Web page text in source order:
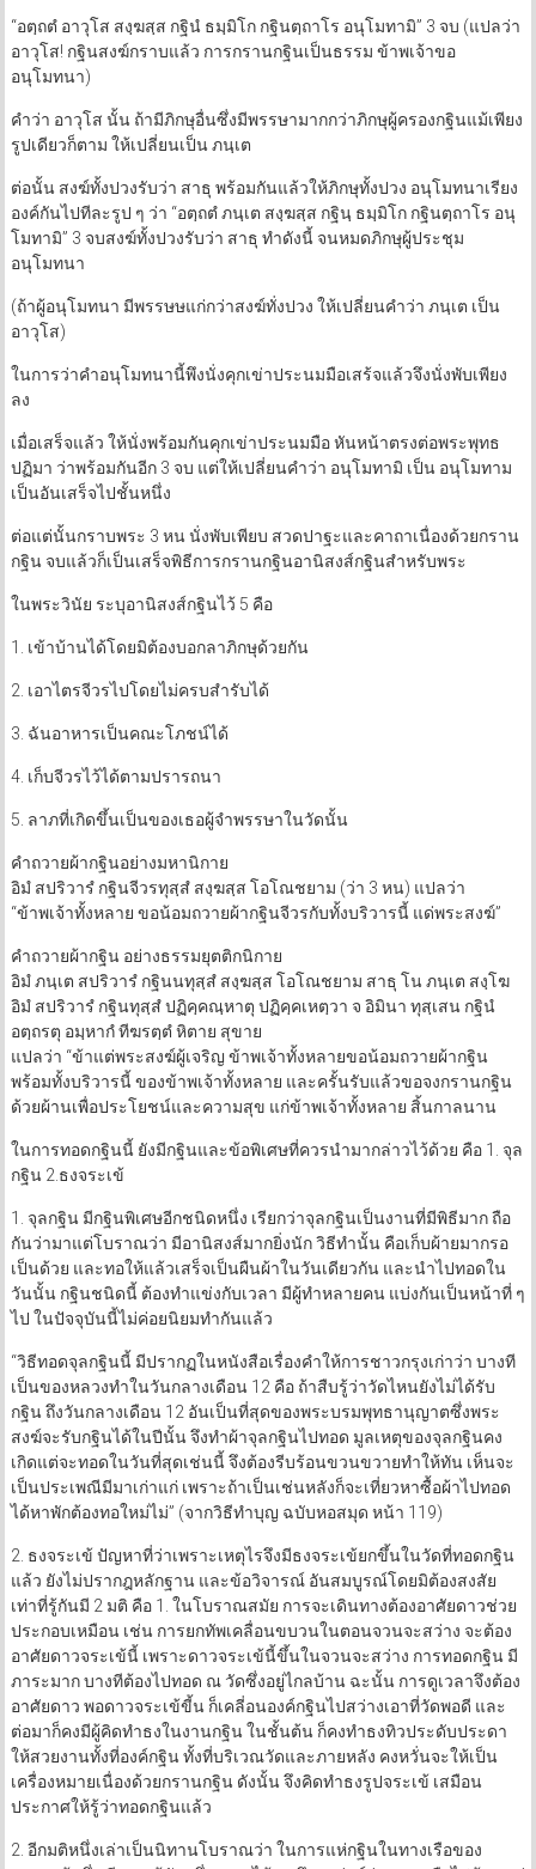
“อตฺถตํ อาวุโส สงฺฆสฺส กฐินํ ธมฺมิโก กฐินตฺถาโร อนุโมทามิ” 3 จบ (แปลว่า
อาวุโส! กฐินสงฆ์กราบแล้ว การกรานกฐินเป็นธรรม ข้าพเจ้าขอ
อนุโมทนา)
คำว่า อาวุโส นั้น ถ้ามีภิกษุอื่นซึ่งมีพรรษามากกว่าภิกษุผู้ครองกฐินแม้เพียง
รูปเดียวก็ตาม ให้เปลี่ยนเป็น ภนฺเต
ต่อนั้น สงฆ์ทั้งปวงรับว่า สาธุ พร้อมกันแล้วให้ภิกษุทั้งปวง อนุโมทนาเรียง
องค์กันไปทีละรูป ๆ ว่า “อตฺถตํ ภนฺเต สงฺฆสฺส กฐินฺ ธมฺมิโก กฐินตฺถาโร อนุ
โมทามิ” 3 จบสงฆ์ทั้งปวงรับว่า สาธุ ทำดังนี้ จนหมดภิกษุผู้ประชุม
อนุโมทนา
(ถ้าผู้อนุโมทนา มีพรรษษแก่กว่าสงฆ์ทั่งปวง ให้เปลี่ยนคำว่า ภนฺเต เป็น
อาวุโส)
ในการว่าคำอนุโมทนานี้พึงนั่งคุกเข่าประนมมือเสร้จแล้วจึงนั่งพับเพียง
ลง
เมื่อเสร็จแล้ว ให้นั่งพร้อมกันคุกเข่าประนมมือ หันหน้าตรงต่อพระพุทธ
ปฏิมา ว่าพร้อมกันอีก 3 จบ แต่ให้เปลี่ยนคำว่า อนุโมทามิ เป็น อนุโมทาม
เป็นอันเสร็จไปชั้นหนึ่ง
ต่อแต่นั้นกราบพระ 3 หน นั่งพับเพียบ สวดปาฐะและคาถาเนื่องด้วยกราน
กฐิน จบแล้วก็เป็นเสร็จพิธีการกรานกฐินอานิสงส์กฐินสำหรับพระ
ในพระวินัย ระบุอานิสงส์กฐินไว้ 5 คือ
1. เข้าบ้านได้โดยมิต้องบอกลาภิกษุด้วยกัน
2. เอาไตรจีวรไปโดยไม่ครบสำรับได้
3. ฉันอาหารเป็นคณะโภชน์ได้
4. เก็บจีวรไว้ได้ตามปรารถนา
5. ลาภที่เกิดขึ้นเป็นของเธอผู้จำพรรษาในวัดนั้น
คำถวายผ้ากฐินอย่างมหานิกาย
อิมํ สปริวารํ กฐินจีวรทุสฺสํ สงฺฆสฺส โอโณชยาม (ว่า 3 หน) แปลว่า
“ข้าพเจ้าทั้งหลาย ขอน้อมถวายผ้ากฐินจีวรกับทั้งบริวารนี้ แด่พระสงฆ์”
คำถวายผ้ากฐิน อย่างธรรมยุตติกนิกาย
อิมํ ภนฺเต สปริวารํ กฐินนทุสฺสํ สงฺฆสฺส โอโณชยาม สาธุ โน ภนฺเต สงฺโฆ
อิมํ สปริวารํ กฐินทุสฺสํ ปฏิคฺคณฺหาตุ ปฏิคฺคเหตฺวา จ อิมินา ทุสฺเสน กฐินํ
อตฺถรตุ อมฺหากํ ทีฆรตฺตํ หิตาย สุขาย
แปลว่า “ข้าแต่พระสงฆ์ผู้เจริญ ข้าพเจ้าทั้งหลายขอน้อมถวายผ้ากฐิน
พร้อมทั้งบริวารนี้ ของข้าพเจ้าทั้งหลาย และครั้นรับแล้วขอจงกรานกฐิน
ด้วยผ้านเพื่อประโยชน์และความสุข แก่ข้าพเจ้าทั้งหลาย สิ้นกาลนาน
ในการทอดกฐินนี้ ยังมีกฐินและข้อพิเศษที่ควรนำมากล่าวไว้ด้วย คือ 1. จุล
กฐิน 2.ธงจระเข้
1. จุลกฐิน มีกฐินพิเศษอีกชนิดหนึ่ง เรียกว่าจุลกฐินเป็นงานที่มีพิธีมาก ถือ
กันว่ามาแต่โบราณว่า มีอานิสงส์มากยิ่งนัก วิธีทำนั้น คือเก็บผ้ายมากรอ
เป็นด้วย และทอให้แล้วเสร็จเป็นผืนผ้าในวันเดียวกัน และนำไปทอดใน
วันนั้น กฐินชนิดนี้ ต้องทำแข่งกับเวลา มีผู้ทำหลายคน แบ่งกันเป็นหน้าที่ ๆ
ไป ในปัจจุบันนี้ไม่ค่อยนิยมทำกันแล้ว
“วิธีทอดจุลกฐินนี้ มีปรากฏในหนังสือเรื่องคำให้การชาวกรุงเก่าว่า บางที
เป็นของหลวงทำในวันกลางเดือน 12 คือ ถ้าสืบรู้ว่าวัดไหนยังไม่ได้รับ
กฐิน ถึงวันกลางเดือน 12 อันเป็นที่สุดของพระบรมพุทธานุญาตซึ่งพระ
สงฆ์จะรับกฐินได้ในปีนั้น จึงทำผ้าจุลกฐินไปทอด มูลเหตุของจุลกฐินคง
เกิดแต่จะทอดในวันที่สุดเช่นนี้ จึงต้องรีบร้อนขวนขวายทำให้ทัน เห็นจะ
เป็นประเพณีมีมาเก่าแก่ เพราะถ้าเป็นเช่นหลังก็จะเที่ยวหาซื้อผ้าไปทอด
ได้หาพักต้องทอใหม่ไม่” (จากวิธีทำบุญ ฉบับหอสมุด หน้า 119)
2. ธงจระเข้ ปัญหาที่ว่าเพราะเหตุไรจึงมีธงจระเข้ยกขึ้นในวัดที่ทอดกฐิน
แล้ว ยังไม่ปรากฎหลักฐาน และข้อวิจารณ์ อันสมบูรณ์โดยมิต้องสงสัย
เท่าที่รู้กันมี 2 มติ คือ 1. ในโบราณสมัย การจะเดินทางต้องอาศัยดาวช่วย
ประกอบเหมือน เช่น การยกทัพเคลื่อนขบวนในตอนจวนจะสว่าง จะต้อง
อาศัยดาวจระเข้นี้ เพราะดาวจระเข้นี้ขึ้นในจวนจะสว่าง การทอดกฐิน มี
ภาระมาก บางทีต้องไปทอด ณ วัดซึ่งอยู่ไกลบ้าน ฉะนั้น การดูเวลาจึงต้อง
อาศัยดาว พอดาวจระเข้ขี้น ก็เคลี่อนองค์กฐินไปสว่างเอาที่วัดพอดี และ
ต่อมาก็คงมีผู้คิดทำธงในงานกฐิน ในชั้นต้น ก็คงทำธงทิวประดับประดา
ให้สวยงานทั้งที่องค์กฐิน ทั้งที่บริเวณวัดและภายหลัง คงหวั่นจะให้เป็น
เครื่องหมายเนื่องด้วยกรานกฐิน ดังนั้น จึงคิดทำธงรูปจระเข้ เสมือน
ประกาศให้รู้ว่าทอดกฐินแล้ว
2. อีกมติหนึ่งเล่าเป็นนิทานโบราณว่า ในการแห่กฐินในทางเรือของ